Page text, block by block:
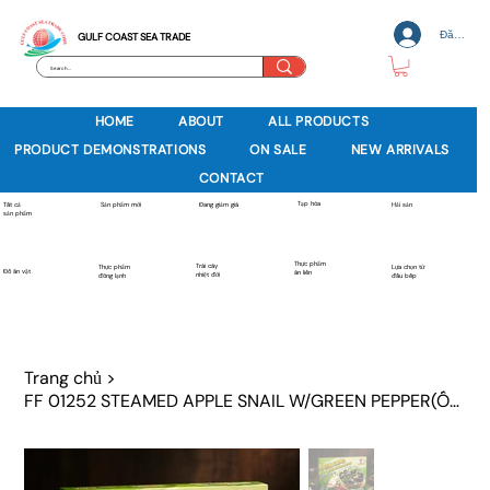
GULF COAST SEA TRADE Đăng
HOME ABOUT
ALL PRODUCTS
PRODUCT DEMONSTRATIONS
ON SALE
NEW ARRIVALS
CONTACT
Tất cả
sản phẩm
Sản phẩm mới Đang giảm giá Tạp hóa Hải sản
Đồ ăn vặt
Thực phẩm
đông lạnh
Trái cây
nhiệt đới
Thực phẩm
ăn liền
Lựa chọn từ
đầu bếp
Trang chủ >
FF 01252 STEAMED APPLE SNAIL W/GREEN PEPPER(ỐC BƯƠU HẤP TIÊU XANH)